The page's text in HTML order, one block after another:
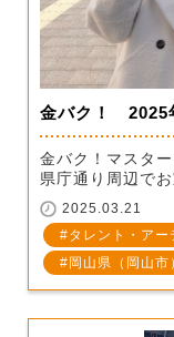
金バク！ 2025
金バク！マスタ
県庁通り周辺でお
2025.03.21
タレント・アー
岡山県（岡山市